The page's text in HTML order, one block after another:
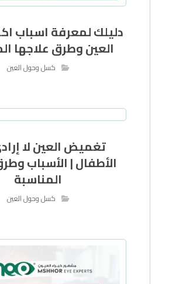
دليلك لمعرفة اسباب
العين وطرق علاجها
كسل وحول العين
تغميض العين لا
الأطفال | الأسباب
المناسبة
كسل وحول العين